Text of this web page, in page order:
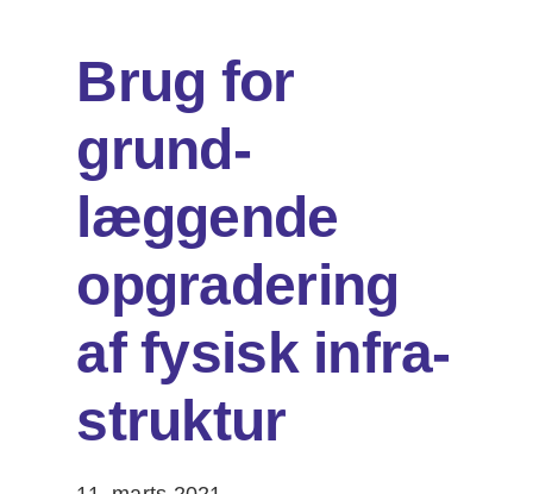
efter:
Brug for
grund­
læggende
opgradering
af fysisk infra­
struktur